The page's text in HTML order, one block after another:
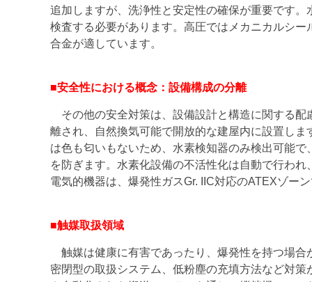
追加しますが、洗浄性と安定性の確保が重要です
検査する必要があります。高圧ではメカニカルシ
合金が適しています。
■安全性における概念：設備構成の分離
その他の安全対策は、設備設計と構造に関する配
離され、自然換気可能で開放的な建屋内に設置し
は色も匂いもないため、水素検知器のみ検出可能
を防ぎます。水素化設備の不活性化は自動で行わ
電気的機器は、爆発性ガスGr. IIC対応のATEXゾー
■触媒取扱領域
触媒は健康に有害であったり、爆発性を持つ場合
密閉型の取扱システム、低粉塵の充填方法など対